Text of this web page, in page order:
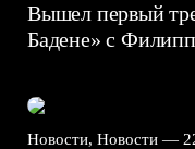
Вышел первый
Бадене» с
Новости, Новости —